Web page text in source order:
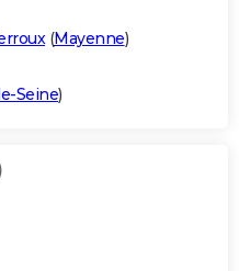
(Mayenne)
Seine)